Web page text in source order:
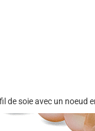
soie avec un noeud